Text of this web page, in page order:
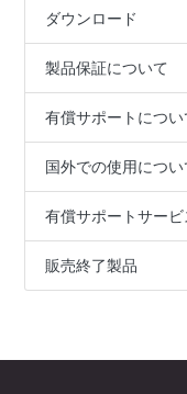
ダウンロード
製品保証について
有償サポートについ
国外での使用につい
有償サポートサー
販売終了製品